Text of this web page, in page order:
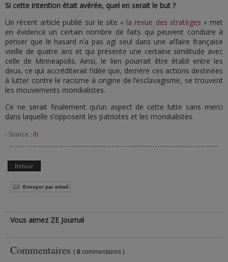
Si cette intention était avérée, quel en serait le but ?
Un récent article publié sur le site « la revue des stratèges » met
en évidence un certain nombre de faits qui peuvent conduire à
penser que le hasard n’a pas agi seul dans une affaire française
vieille de quatre ans et qui présente une certaine similitude avec
celle de Minneapolis. Ainsi, le lien pourrait être établi entre les
deux, ce qui accréditerait l’idée que, derrière ces actions destinées
à lutter contre le racisme à origine de l’esclavagisme, se trouvent
les mouvements mondialistes.
Ce ne serait finalement qu’un aspect de cette lutte sans merci
dans laquelle s’opposent les patriotes et les mondialistes.
- Source : RI
Retour
Envoyer par email
Vous aimez ZE Journal
Commentaires ( 0 commentaires )